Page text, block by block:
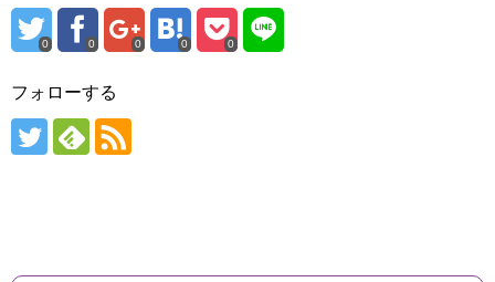
0 0 0 0 0
フォローする